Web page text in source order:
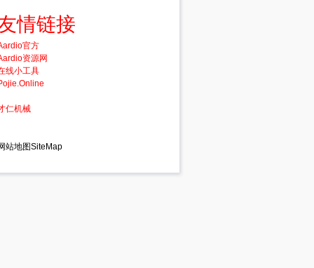
/*_SHGFI_SYSICONINDEX*/
)
情链接
官方
资源网
线小工具
仁机械
站地图SiteMap